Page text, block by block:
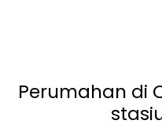
Perumahan di